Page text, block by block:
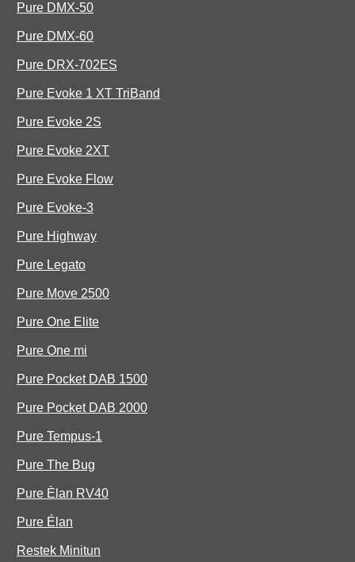
Pure DMX-50
Pure DMX-60
Pure DRX-702ES
Pure Evoke 1 XT TriBand
Pure Evoke 2S
Pure Evoke 2XT
Pure Evoke Flow
Pure Evoke-3
Pure Highway
Pure Legato
Pure Move 2500
Pure One Elite
Pure One mi
Pure Pocket DAB 1500
Pure Pocket DAB 2000
Pure Tempus-1
Pure The Bug
Pure Èlan RV40
Pure Élan
Restek Minitun